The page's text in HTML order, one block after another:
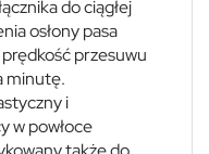
do ciągłej
osłony pasa
przesuwu
minutę.
i
w powłoce